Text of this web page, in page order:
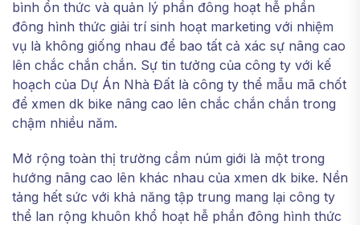
bình ổn thức và quản lý phần đông hoạt hễ phần
đông hình thức giải trí sinh hoạt marketing với nhiệm
vụ là không giống nhau để bao tất cả xác sự nâng cao
lên chắc chắn chắn. Sự tin tưởng của công ty với kế
hoạch của Dự Án Nhà Đất là công ty thể mẫu mã chốt
để xmen dk bike nâng cao lên chắc chắn chắn trong
chậm nhiều năm.
Mở rộng toàn thị trường cầm núm giới là một trong
hướng nâng cao lên khác nhau của xmen dk bike. Nền
tảng hết sức với khả năng tập trung mang lại công ty
thể lan rộng khuôn khổ hoạt hễ phần đông hình thức